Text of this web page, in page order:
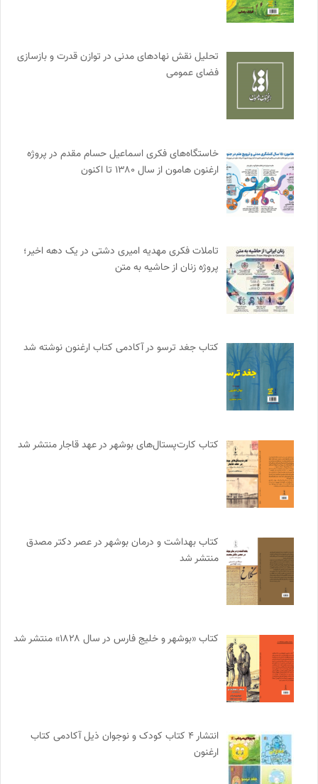
تحلیل نقش نهادهای مدنی در توازن قدرت و بازسازی
فضای عمومی
خاستگاه‌های فکری اسماعیل حسام مقدم در پروژه
ارغنون هامون از سال ۱۳۸۰ تا اکنون
تاملات فکری مهدیه امیری دشتی در یک دهه اخیر؛
پروژه زنان از حاشیه به متن
کتاب جغد ترسو در آکادمی کتاب ارغنون نوشته شد
کتاب کارت‌پستال‌های بوشهر در عهد قاجار منتشر شد
کتاب بهداشت و درمان بوشهر در عصر دکتر مصدق
منتشر شد
کتاب «بوشهر و خلیج فارس در سال ۱۸۲۸» منتشر شد
انتشار ۴ کتاب کودک و نوجوان ذیل آکادمی کتاب
ارغنون